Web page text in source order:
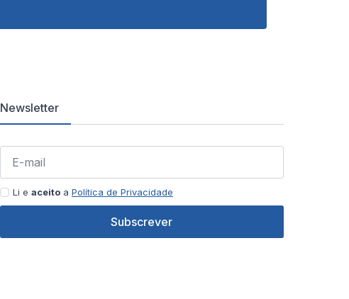
Newsletter
Li e aceitoa Política de Privacidade
Subscrever